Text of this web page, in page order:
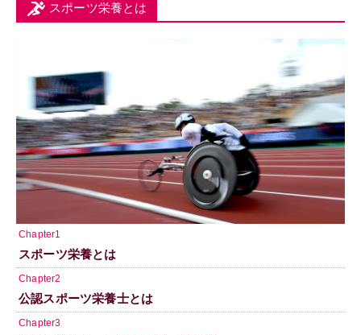
スポーツ栄養とは
Chapter1
スポーツ栄養とは
Chapter2
公認スポーツ栄養士とは
Chapter3